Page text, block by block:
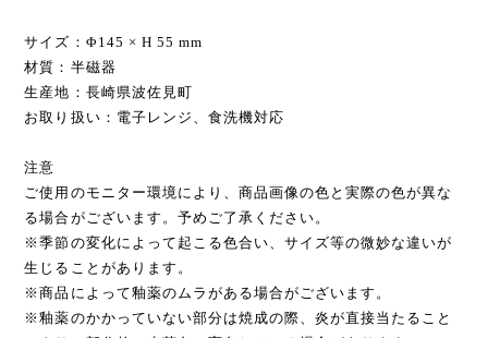
サイズ：Φ145 × H 55 mm
材質：半磁器
生産地：長崎県波佐見町
お取り扱い：電子レンジ、食洗機対応
注意
ご使用のモニター環境により、商品画像の色と実際の色が異な
る場合がございます。予めご了承ください。
※季節の変化によって起こる色合い、サイズ等の微妙な違いが
生じることがあります。
※商品によって釉薬のムラがある場合がございます。
※釉薬のかかっていない部分は焼成の際、炎が直接当たること